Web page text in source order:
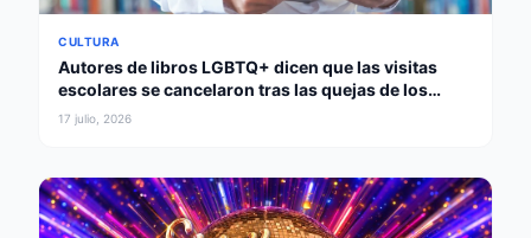
CULTURA
Autores de libros LGBTQ+ dicen que las visitas
escolares se cancelaron tras las quejas de los
padres
17 julio, 2026